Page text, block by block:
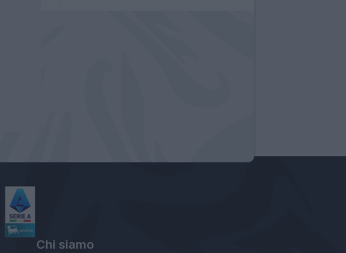
Chi siamo